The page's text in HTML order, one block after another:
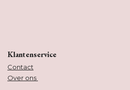
Klantenservice
Contact
Over ons